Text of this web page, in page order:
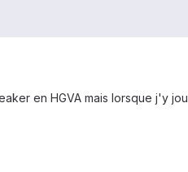
en HGVA mais lorsque j'y